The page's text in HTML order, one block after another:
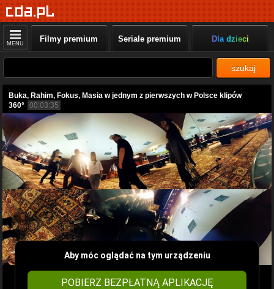
MENU Filmy premium Seriale premium Dla dzieci
szukaj
Buka, Rahim, Fokus, Masia w jednym z pierwszych w Polsce klipów
360° 00:03:35
Aby móc oglądać na tym urządzeniu
POBIERZ BEZPŁATNĄ APLIKACJĘ